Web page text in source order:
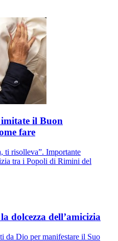
il Buon
fare
ti risolleva”. Importante
tra i Popoli di Rimini del
dolcezza dell’amicizia
da Dio per manifestare il Suo